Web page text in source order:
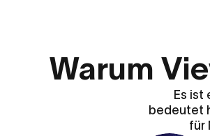
Warum
Es ist
bedeutet
für